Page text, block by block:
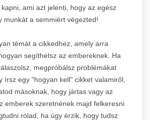
ami azt jelenti, hogy az egész
munkát a semmiért végezted!
témát a cikkedhez, amely arra
segíthetsz az embereknek. Ha
megpróbálsz problémákat
írsz egy "hogyan kell" cikket valamiről,
másoknak, hogy jártas vagy az
emberek szeretnének majd felkeresni
rólad, ha úgy érzik, hogy tudsz